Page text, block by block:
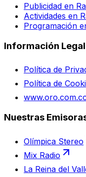
Publicidad en
Actividades en
Programación
Información Legal
Política de
Política de
Nuestras
Olímpica Stereo
Mix Radio
La Reina del